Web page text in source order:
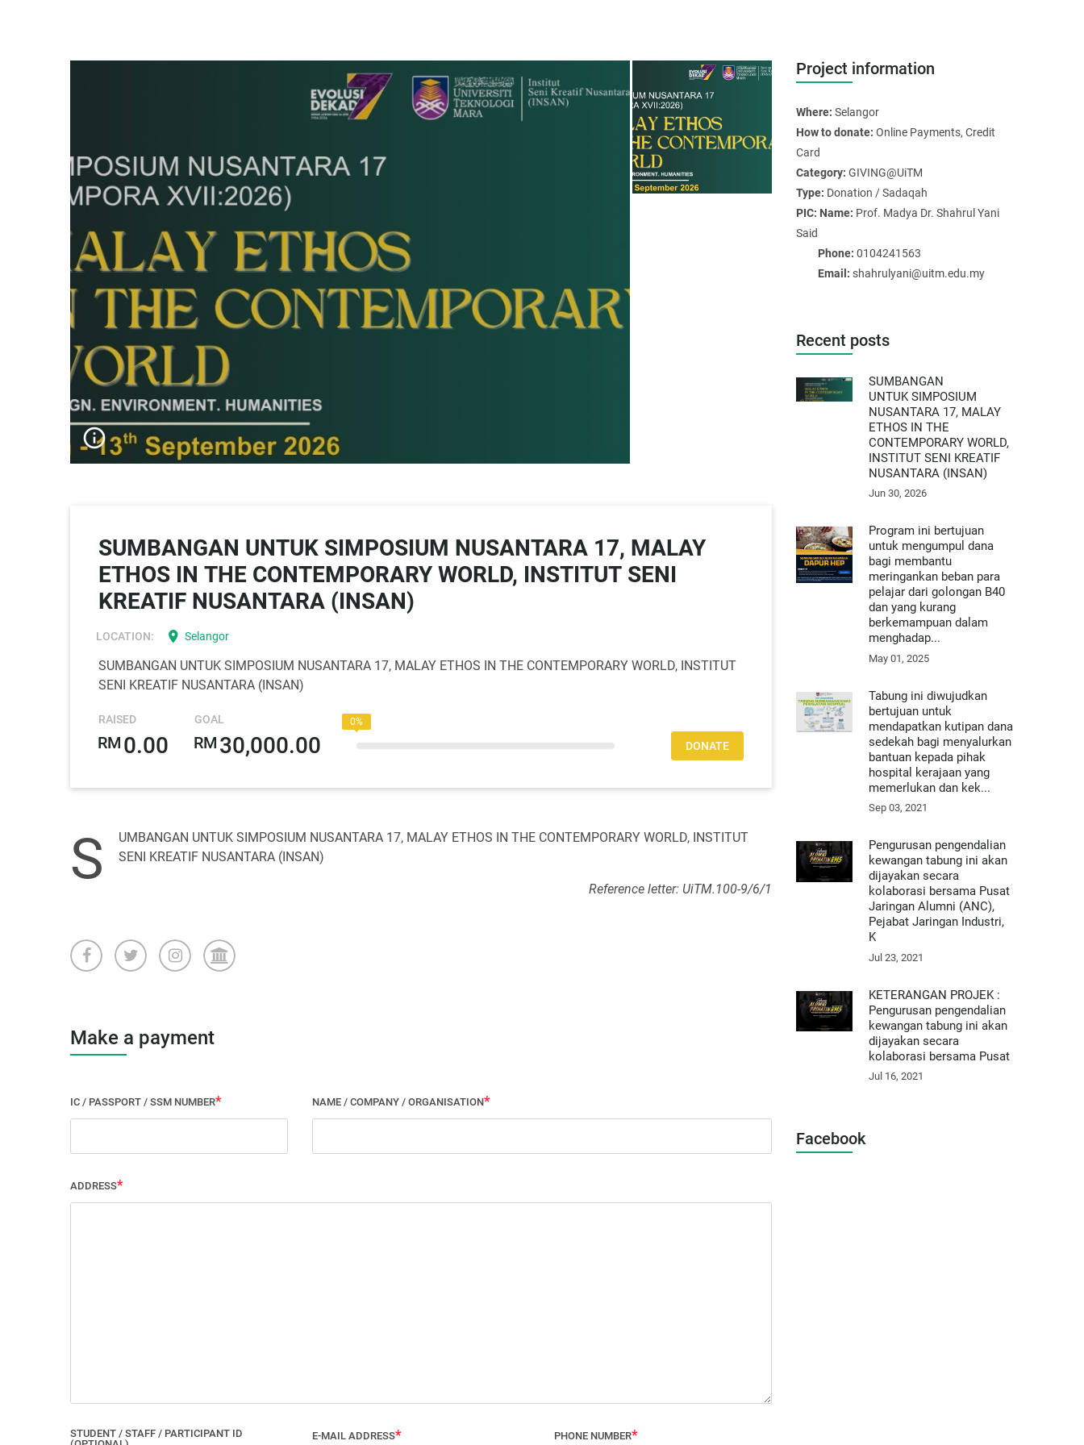
info_outline
SUMBANGAN UNTUK SIMPOSIUM NUSANTARA 17, MALAY
ETHOS IN THE CONTEMPORARY WORLD, INSTITUT SENI
KREATIF NUSANTARA (INSAN)
LOCATION: location_on Selangor
SUMBANGAN UNTUK SIMPOSIUM NUSANTARA 17, MALAY ETHOS IN THE CONTEMPORARY WORLD, INSTITUT
SENI KREATIF NUSANTARA (INSAN)
RAISED
RM 0.00
GOAL
RM 30,000.00
0%
DONATE
S
UMBANGAN UNTUK SIMPOSIUM NUSANTARA 17, MALAY ETHOS IN THE CONTEMPORARY WORLD, INSTITUT
SENI KREATIF NUSANTARA (INSAN)
Reference letter: UiTM.100-9/6/1
Make a payment
IC / PASSPORT / SSM NUMBER NAME / COMPANY / ORGANISATION
ADDRESS
STUDENT / STAFF / PARTICIPANT ID
E-MAIL ADDRESS PHONE NUMBER
Project information
Where: Selangor
How to donate: Online Payments, Credit
Card
Category: GIVING@UiTM
Type: Donation / Sadaqah
PIC: Name: Prof. Madya Dr. Shahrul Yani
Said
Phone: 0104241563
Email: shahrulyani@uitm.edu.my
Recent posts
SUMBANGAN
UNTUK SIMPOSIUM
NUSANTARA 17, MALAY
ETHOS IN THE
CONTEMPORARY WORLD,
INSTITUT SENI KREATIF
NUSANTARA (INSAN)
Jun 30, 2026
Program ini bertujuan
untuk mengumpul dana
bagi membantu
meringankan beban para
pelajar dari golongan B40
dan yang kurang
berkemampuan dalam
menghadap...
May 01, 2025
Tabung ini diwujudkan
bertujuan untuk
mendapatkan kutipan dana
sedekah bagi menyalurkan
bantuan kepada pihak
hospital kerajaan yang
memerlukan dan kek...
Sep 03, 2021
Pengurusan pengendalian
kewangan tabung ini akan
dijayakan secara
kolaborasi bersama Pusat
Jaringan Alumni (ANC),
Pejabat Jaringan Industri,
K
Jul 23, 2021
KETERANGAN PROJEK :
Pengurusan pengendalian
kewangan tabung ini akan
dijayakan secara
kolaborasi bersama Pusat
Jul 16, 2021
Facebook